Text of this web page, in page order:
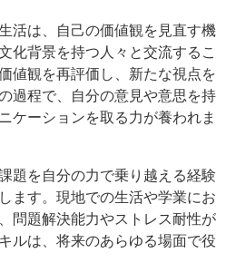
活は、自己の価値観を見直す機
化背景を持つ人々と交流するこ
値観を再評価し、新たな視点を
過程で、自分の意見や意思を持
ケーションを取る力が養われま
題を自分の力で乗り越える経験
ます。現地での生活や学業にお
問題解決能力やストレス耐性が
ルは、将来のあらゆる場面で役